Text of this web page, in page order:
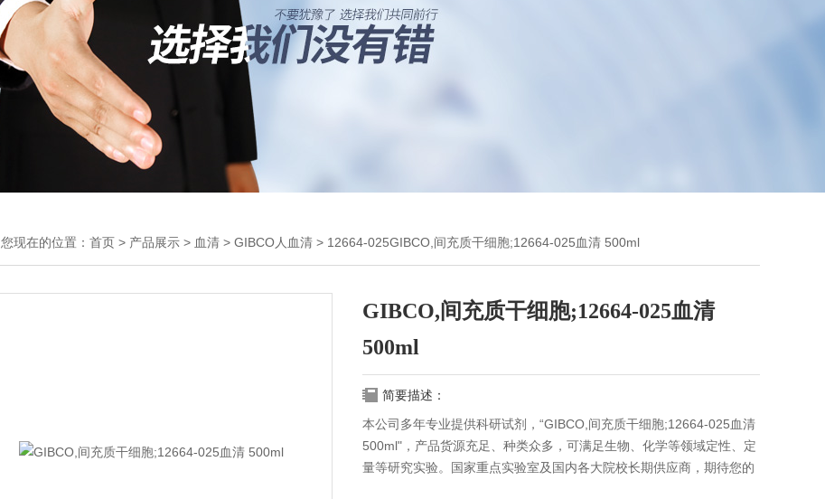
您现在的位置： 首页 > 产品展示 > 血清 > GIBCO人血清 > 12664-025GIBCO,间充质干细胞;12664-025血清 500ml
GIBCO,间充质干细胞;12664-025血清
500ml
简要描述：
本公司多年专业提供科研试剂，“GIBCO,间充质干细胞;12664-025血清
500ml"，产品货源充足、种类众多，可满足生物、化学等领域定性、定
量等研究实验。国家重点实验室及国内各大院校长期供应商，期待您的